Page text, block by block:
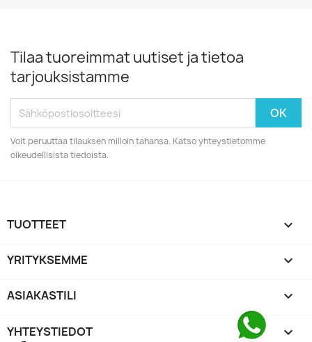
Tilaa tuoreimmat uutiset ja tietoa
tarjouksistamme
Voit peruuttaa tilauksen milloin tahansa. Katso yhteystietomme
oikeudellisista tiedoista.
TUOTTEET 
YRITYKSEMME 
ASIAKASTILI 
YHTEYSTIEDOT keyboard_arrow_down